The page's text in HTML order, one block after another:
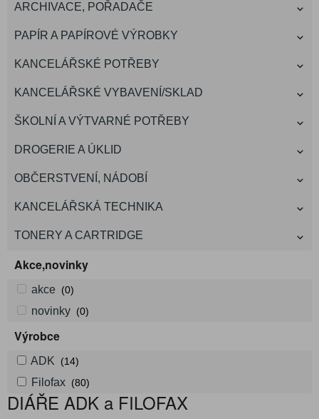
ARCHIVACE, POŘADAČE
PAPÍR A PAPÍROVÉ VÝROBKY
KANCELÁŘSKÉ POTŘEBY
KANCELÁŘSKÉ VYBAVENÍ/SKLAD
ŠKOLNÍ A VÝTVARNÉ POTŘEBY
DROGERIE A ÚKLID
OBČERSTVENÍ, NÁDOBÍ
KANCELÁŘSKÁ TECHNIKA
TONERY A CARTRIDGE
Akce,novinky
akce (0)
novinky (0)
Výrobce
ADK (14)
Filofax (80)
DIÁŘE ADK a FILOFAX